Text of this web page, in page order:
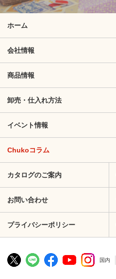
ホーム
会社情報
商品情報
卸売・仕入れ方法
イベント情報
Chukoコラム
カタログのご案内
お問い合わせ
プライバシーポリシー
国内